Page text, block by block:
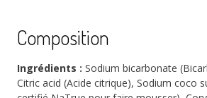
Composition
Ingrédients : Sodium bicarbonate
Citric acid (Acide citrique), Sodium coco